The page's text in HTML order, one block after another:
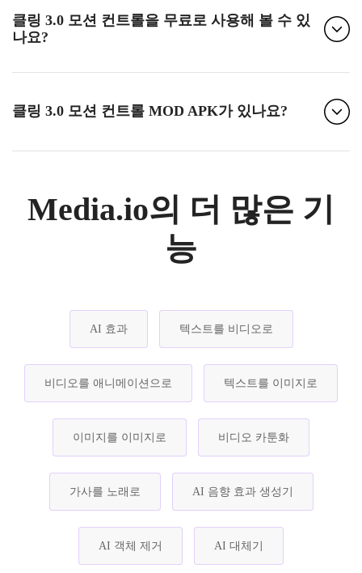
클링 3.0 모션 컨트롤을 무료로 사용해 볼 수 있
나요?
클링 3.0 모션 컨트롤 MOD APK가 있나요?
Media.io의 더 많은 기
능
AI 효과 텍스트를 비디오로
비디오를 애니메이션으로 텍스트를 이미지로
이미지를 이미지로 비디오 카툰화
가사를 노래로 AI 음향 효과 생성기
AI 객체 제거 AI 대체기